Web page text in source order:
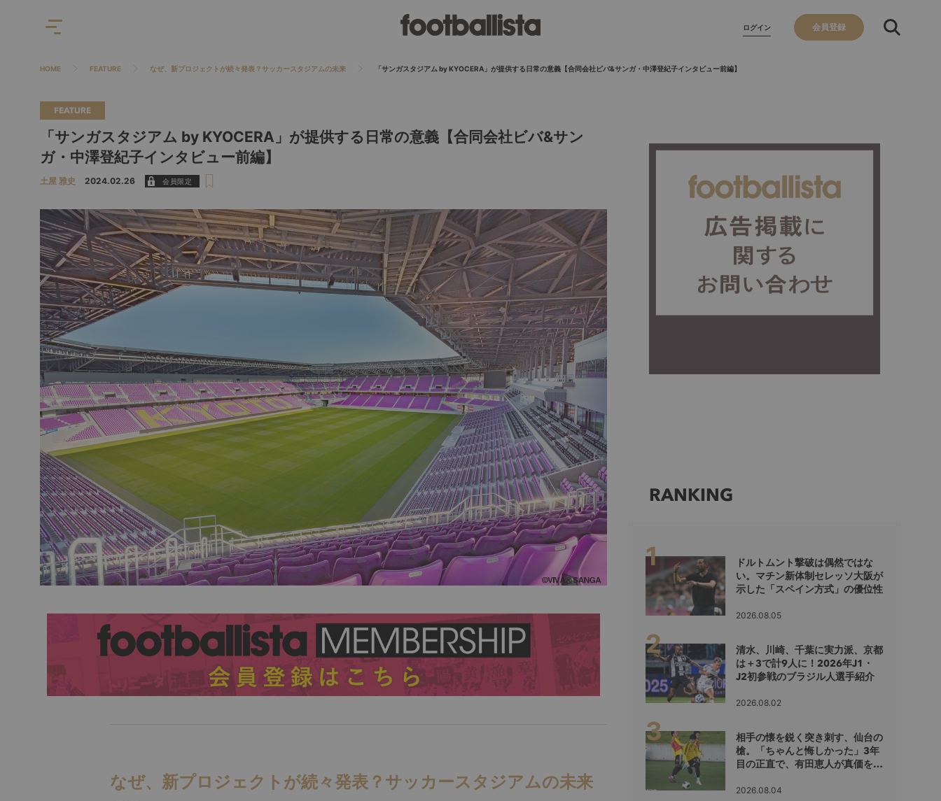
ログイン 会員登録
HOME FEATURE なぜ、新プロジェクトが続々発表？サッカースタジアムの未来 「サンガスタジアム by KYOCERA」が提供する日常の意義【合同会社ビバ&サンガ・中澤登紀子インタビュー前編】
FEATURE
「サンガスタジアム by KYOCERA」が提供する日常の意義【合同会社ビバ&サン
ガ・中澤登紀子インタビュー前編】
土屋 雅史 2024.02.26
なぜ、新プロジェクトが続々発表？サッカースタジアムの未来
RANKING
ドルトムント撃破は偶然ではな
い。マチン新体制セレッソ大阪が
示した「スペイン方式」の優位性
2026.08.05
清水、川崎、千葉に実力派、京都
は＋3で計9人に！2026年J1・
J2初参戦のブラジル人選手紹介
2026.08.02
相手の懐を鋭く突き刺す、仙台の
槍。「ちゃんと悔しかった」3年
目の正直で、有田恵人が真価を示
2026.08.04